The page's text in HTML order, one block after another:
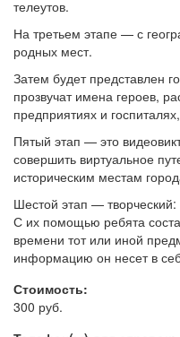
телеутов.
На третьем этапе — с
родных мест.
Затем будет представлен
прозвучат имена героев,
предприятиях и
Пятый этап — это
совершить виртуальное
историческим местам
Шестой этап —
С их помощью ребята
времени тот или иной
информацию он несет в
Стоимость:
300 руб.